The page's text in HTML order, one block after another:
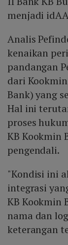
menjadi
Analis
kenaikan
pandangan
dari
Bank) yang
Hal ini
proses
KB Kookmin
pengendali.
"Kondisi ini
integrasi
KB Kookmin
nama dan
keterangan